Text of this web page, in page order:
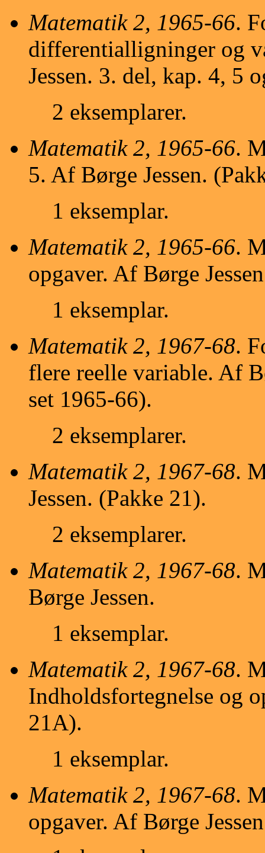
Matematik 2, 1965-66.
differentialligninger og
Jessen. 3. del, kap. 4, 5
2 eksemplarer.
Matematik 2, 1965-66.
5. Af Børge Jessen.
1 eksemplar.
Matematik 2, 1965-66.
opgaver. Af Børge
1 eksemplar.
Matematik 2, 1967-68.
flere reelle variable. Af
set 1965-66).
2 eksemplarer.
Matematik 2, 1967-68.
Jessen. (Pakke 21).
2 eksemplarer.
Matematik 2, 1967-68.
Børge Jessen.
1 eksemplar.
Matematik 2, 1967-68.
Indholdsfortegnelse og
21A).
1 eksemplar.
Matematik 2, 1967-68.
opgaver. Af Børge